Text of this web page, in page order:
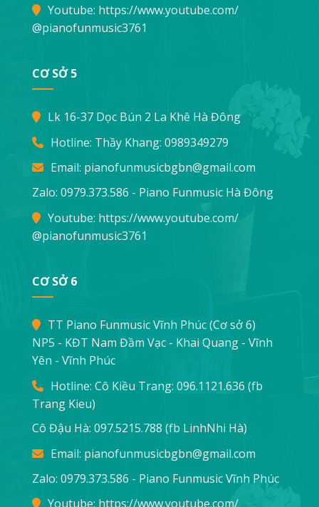
Youtube: https://www.youtube.com/
@pianofunmusic3761
CƠ SỞ 5
Lk 16-37 Dọc Bún 2 La Khê Hà Đông
Hotline: Thầy Khang: 0989349279
Email: pianofunmusicbgbn@gmail.com
Zalo: 0979.373.586 - Piano Funmusic Hà Đông
Youtube: https://www.youtube.com/
@pianofunmusic3761
CƠ SỞ 6
TT Piano Funmusic Vĩnh Phúc (Cơ sở 6)
NP5 - KĐT Nam Đầm Vạc - Khai Quang - Vĩnh
Yên - Vĩnh Phúc
Hotline: Cô Kiều Trang: 096.1121.636 (fb
Trang Kieu)
Cô Đậu Hà: 097.5215.788 (fb LinhNhi Hà)
Email: pianofunmusicbgbn@gmail.com
Zalo: 0979.373.586 - Piano Funmusic Vĩnh Phúc
Youtube: https://www.youtube.com/